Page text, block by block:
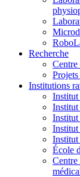
Recherche
Institutions
Institut
Institut
Institut
Institut
Institut
École
Centre